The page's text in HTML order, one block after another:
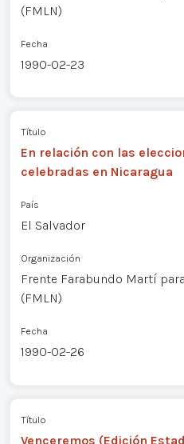
(FMLN)
Fecha
1990-02-23
Título
En relación con las
celebradas en Nicaragua
País
El Salvador
Organización
Frente Farabundo Martí
(FMLN)
Fecha
1990-02-26
Título
Venceremos (Edición